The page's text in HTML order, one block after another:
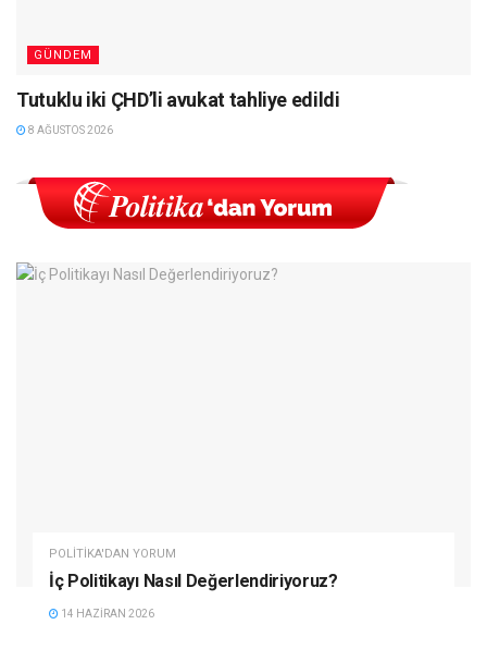
GÜNDEM
Tutuklu iki ÇHD’li avukat tahliye edildi
8 AĞUSTOS 2026
POLITIKA'DAN YORUM
İç Politikayı Nasıl Değerlendiriyoruz?
14 HAZIRAN 2026